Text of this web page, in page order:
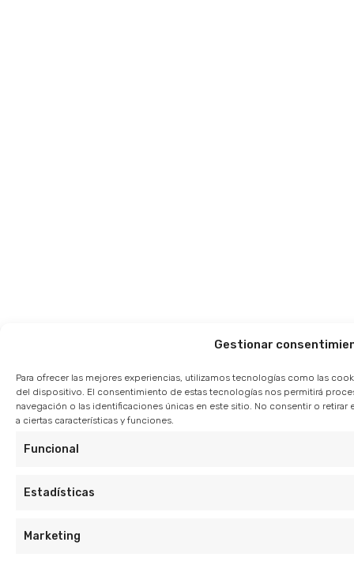
Gestionar
Para ofrecer las mejores experiencias, utilizamos tecnologías como las
del dispositivo. El consentimiento de estas tecnologías nos permitirá
navegación o las identificaciones únicas en este sitio. No consentir o
a ciertas características y funciones.
Funcional
Estadísticas
Marketing